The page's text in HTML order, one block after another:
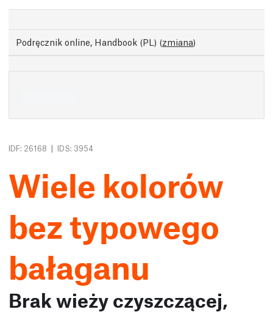
Podręcznik online, Handbook (PL) (zmiana)
IDF: 26168 | IDS: 3954
Wiele kolorów
bez typowego
bałaganu
Brak wieży czyszczącej,